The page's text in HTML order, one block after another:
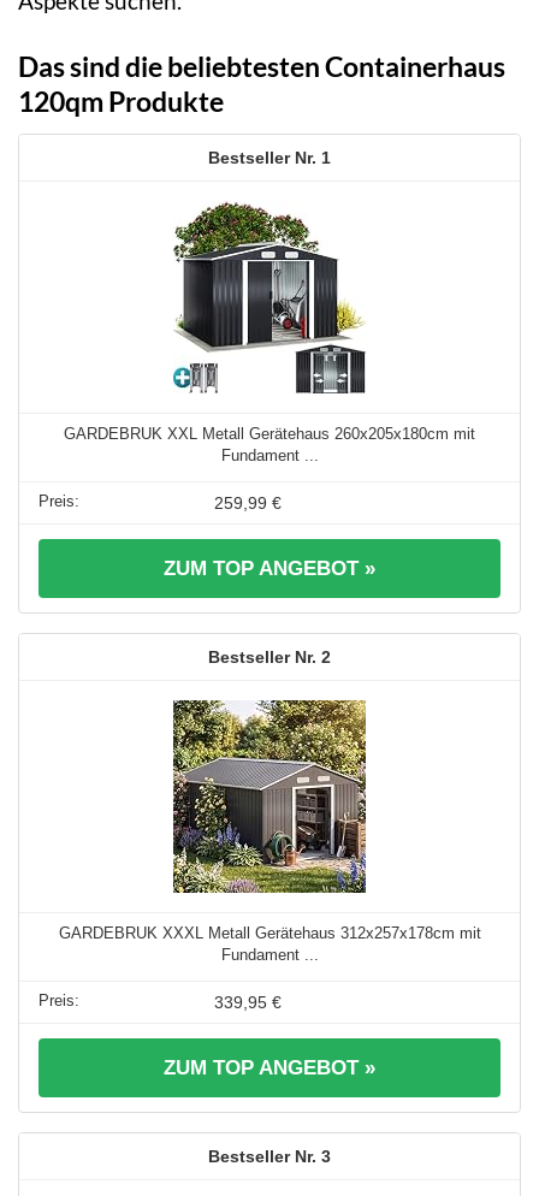
Das sind die beliebtesten Containerhaus
120qm Produkte
1
GARDEBRUK XXL Metall Gerätehaus 260x205x180cm mit
Fundament ...
259,99 €
ZUM TOP ANGEBOT »
2
GARDEBRUK XXXL Metall Gerätehaus 312x257x178cm mit
Fundament ...
339,95 €
ZUM TOP ANGEBOT »
3